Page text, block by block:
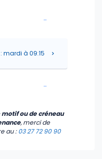
-
-
à 09:15
ou de créneau
, merci de
au :03 27 72 90 90